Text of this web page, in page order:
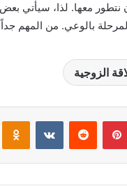
نتطور معها. لذا، سيأتي
بالوعي. من المهم
الزوجية
بينتيريست